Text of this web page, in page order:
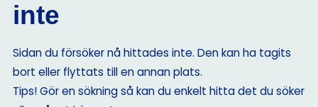
inte
Sidan du försöker nå hittades inte. Den kan ha tagits
bort eller flyttats till en annan plats.
Tips! Gör en sökning så kan du enkelt hitta det du söker